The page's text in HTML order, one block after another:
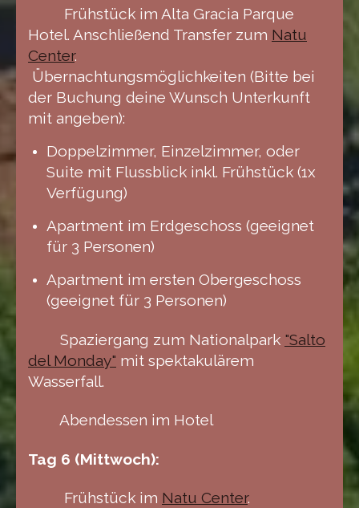
Frühstück im Alta Gracia Parque
Hotel. Anschließend Transfer zum Natu
Center.
Übernachtungsmöglichkeiten (Bitte bei
der Buchung deine Wunsch Unterkunft
mit angeben):
Doppelzimmer, Einzelzimmer, oder
Suite mit Flussblick inkl. Frühstück (1x
Verfügung)
Apartment im Erdgeschoss (geeignet
für 3 Personen)
Apartment im ersten Obergeschoss
(geeignet für 3 Personen)
Spaziergang zum Nationalpark "Salto
del Monday" mit spektakulärem
Wasserfall.
Abendessen im Hotel
Tag 6 (Mittwoch):
Frühstück im Natu Center.